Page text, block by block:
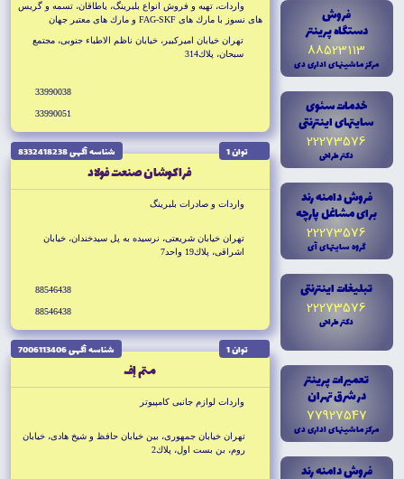
فروش
دستگاه پرينتر
88523113
مرکز ماشينهاى ادارى دى
خدمات سئوى
سايتهاى اينترنتى
22273576
دکتر طراحى
فروش دامنه رند
براى مشاغل پارچه
22273576
گروه سايتهاى آى
تبليغات اينترنتى
22273576
دکتر طراحى
تعميرات پرينتر
در شرق تهران
77927547
مرکز ماشينهاى ادارى دى
فروش دامنه رند
واردات، تهيه و فروش انواع بلبرينگ، ياطاقان، تسمه و گريس
هاى نسوز با مارك هاى FAG-SKF و مارك هاى معتبر جهان
تهران خيابان اميركبير، خيابان ناظم الاطباء جنوبى، مجتمع
سبحان، پلاك314
33990038
33990051
توان 1 شناسه آگهى 8332418238
فراكوشان صنعت فولاد
واردات و صادرات بلبرينگ
تهران خيابان شريعتى، نرسيده به پل سيدخندان، خيابان
اشراقى، پلاك19 واحد7
88546438
88546438
توان 1 شناسه آگهى 7006113406
متم إف
واردات لوازم جانبى كامپيوتر
تهران خيابان جمهورى، بين خيابان حافظ و شيخ هادى، خيابان
روم، بن بست اول، پلاك2